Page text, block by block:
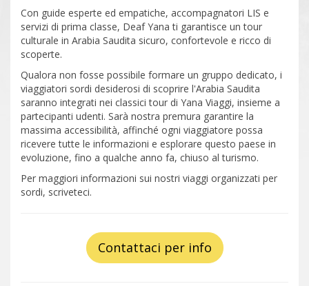
Con guide esperte ed empatiche, accompagnatori LIS e
servizi di prima classe, Deaf Yana ti garantisce un tour
culturale in Arabia Saudita sicuro, confortevole e ricco di
scoperte.
Qualora non fosse possibile formare un gruppo dedicato, i
viaggiatori sordi desiderosi di scoprire l'Arabia Saudita
saranno integrati nei classici tour di Yana Viaggi, insieme a
partecipanti udenti. Sarà nostra premura garantire la
massima accessibilità, affinché ogni viaggiatore possa
ricevere tutte le informazioni e esplorare questo paese in
evoluzione, fino a qualche anno fa, chiuso al turismo.
Per maggiori informazioni sui nostri viaggi organizzati per
sordi, scriveteci.
Contattaci per info